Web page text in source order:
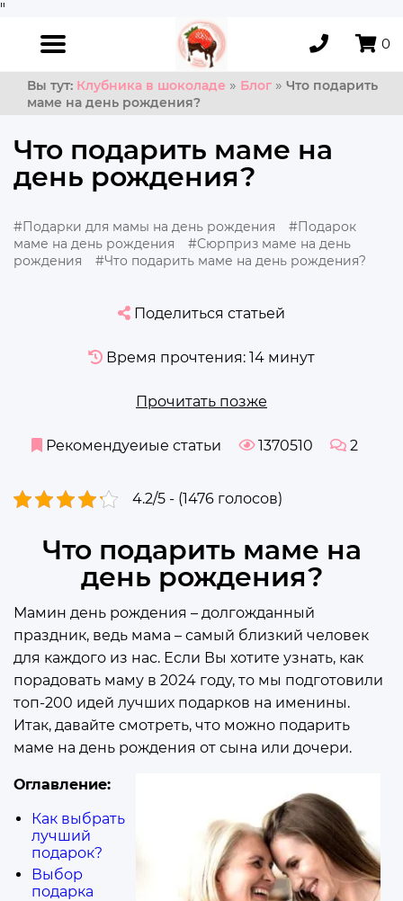
"
0
Вы тут: Клубника в шоколаде » Блог » Что подарить
маме на день рождения?
Что подарить маме на
день рождения?
#Подарки для мамы на день рождения
#Подарок
маме на день рождения
#Сюрприз маме на день
рождения
#Что подарить маме на день рождения?
Поделиться статьей
Время прочтения: 14 минут
Прочитать позже
Рекомендуеиые статьи 1370510 2
4.2/5 - (1476 голосов)
Что подарить маме на
день рождения?
Мамин день рождения – долгожданный
праздник, ведь мама – самый близкий человек
для каждого из нас. Если Вы хотите узнать, как
порадовать маму в 2024 году, то мы подготовили
топ-200 идей лучших подарков на именины.
Итак, давайте смотреть, что можно подарить
маме на день рождения от сына или дочери.
Оглавление:
Как выбрать
лучший
подарок?
Выбор
подарка